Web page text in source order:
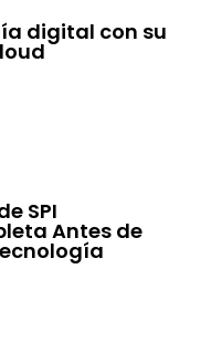
digital con su
SPI
Antes de